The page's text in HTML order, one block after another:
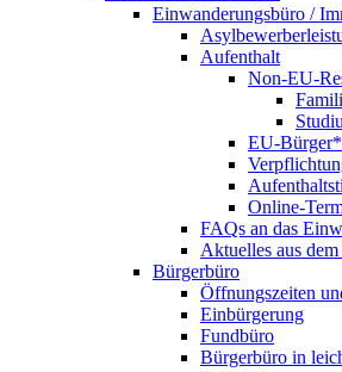
Einwanderungsbüro /
Aufenthalt
Non-EU-
EU-
Online-
FAQs an das
Aktuelles aus
Bürgerbüro
Öffnungszeiten
Einbürgerung
Fundbüro
Bürgerbüro in